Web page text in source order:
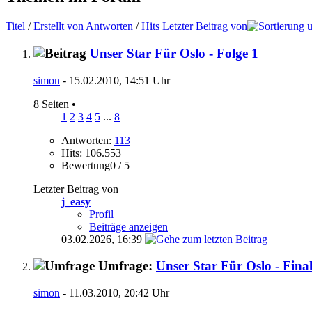
Titel /Erstellt von Antworten /Hits Letzter Beitrag von
Unser Star Für Oslo - Folge 1
simon - 15.02.2010, 14:51 Uhr
8 Seiten •
1 2 3 4 5 ... 8
Antworten: 113
Hits: 106.553
Bewertung0 / 5
Letzter Beitrag von
j_easy
Profil
Beiträge anzeigen
03.02.2026, 16:39
Umfrage: Unser Star Für Oslo -
simon - 11.03.2010, 20:42 Uhr